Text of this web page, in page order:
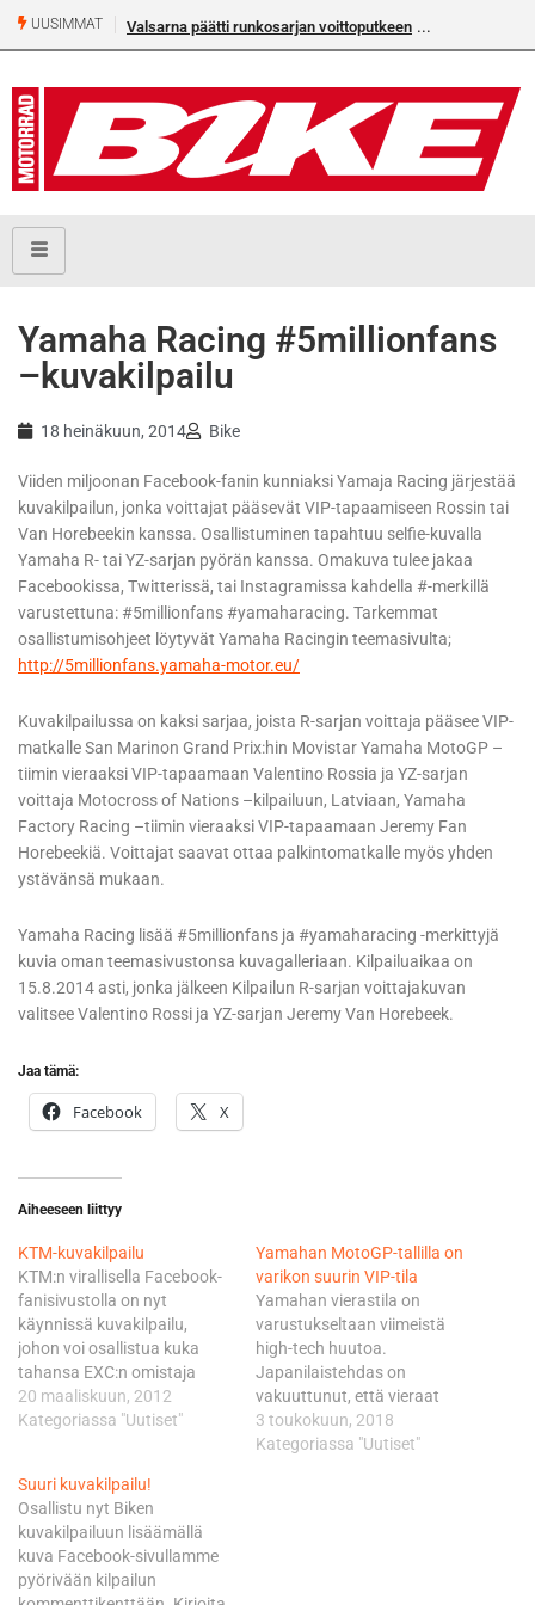
UUSIMMAT Valsarna päätti runkosarjan voittoputkeen
Yamaha Racing #5millionfans
–kuvakilpailu
18 heinäkuun, 2014 Bike
Viiden miljoonan Facebook-fanin kunniaksi Yamaja Racing järjestää
kuvakilpailun, jonka voittajat pääsevät VIP-tapaamiseen Rossin tai
Van Horebeekin kanssa. Osallistuminen tapahtuu selfie-kuvalla
Yamaha R- tai YZ-sarjan pyörän kanssa. Omakuva tulee jakaa
Facebookissa, Twitterissä, tai Instagramissa kahdella #-merkillä
varustettuna: #5millionfans #yamaharacing. Tarkemmat
osallistumisohjeet löytyvät Yamaha Racingin teemasivulta;
http://5millionfans.yamaha-motor.eu/
Kuvakilpailussa on kaksi sarjaa, joista R-sarjan voittaja pääsee VIP-
matkalle San Marinon Grand Prix:hin Movistar Yamaha MotoGP –
tiimin vieraaksi VIP-tapaamaan Valentino Rossia ja YZ-sarjan
voittaja Motocross of Nations –kilpailuun, Latviaan, Yamaha
Factory Racing –tiimin vieraaksi VIP-tapaamaan Jeremy Fan
Horebeekiä. Voittajat saavat ottaa palkintomatkalle myös yhden
ystävänsä mukaan.
Yamaha Racing lisää #5millionfans ja #yamaharacing -merkittyjä
kuvia oman teemasivustonsa kuvagalleriaan. Kilpailuaikaa on
15.8.2014 asti, jonka jälkeen Kilpailun R-sarjan voittajakuvan
valitsee Valentino Rossi ja YZ-sarjan Jeremy Van Horebeek.
Jaa tämä:
Facebook X
Aiheeseen liittyy
KTM-kuvakilpailu
KTM:n virallisella Facebook-
fanisivustolla on nyt
käynnissä kuvakilpailu,
johon voi osallistua kuka
tahansa EXC:n omistaja
pyörän vuosimallista
riippumatta. Osallistuakseen
pyörän kanssa. Neljä
parasta otosta palkitaan
500 €:n arvoisella
lahjakortilla, jolla voit
hankkia uusia PowerWear-
20 maaliskuun, 2012
Kategoriassa "Uutiset"
Yamahan MotoGP-tallilla on
varikon suurin VIP-tila
Yamahan vierastila on
varustukseltaan viimeistä
high-tech huutoa.
Japanilaistehdas on
vakuuttunut, että vieraat
tulevat viihtymään MotoGP-
osakilpailujen
3 toukokuun, 2018
Kategoriassa "Uutiset"
Suuri kuvakilpailu!
Osallistu nyt Biken
kuvakilpailuun lisäämällä
kuva Facebook-sivullamme
pyörivään kilpailun